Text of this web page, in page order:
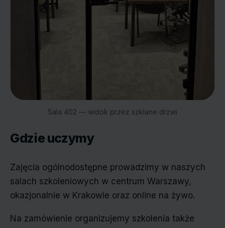
Sala 402 — widok przez szklane drzwi
Gdzie uczymy
Zajęcia ogólnodostępne prowadzimy w naszych
salach szkoleniowych w centrum Warszawy,
okazjonalnie w Krakowie oraz online na żywo.
Na zamówienie organizujemy szkolenia także